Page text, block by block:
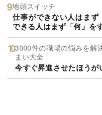
地頭スイッチ
仕事ができない人はま
できる人はまず「何」を
3000件の職場の悩みを解
まい大全
今すぐ昇進させたほうが